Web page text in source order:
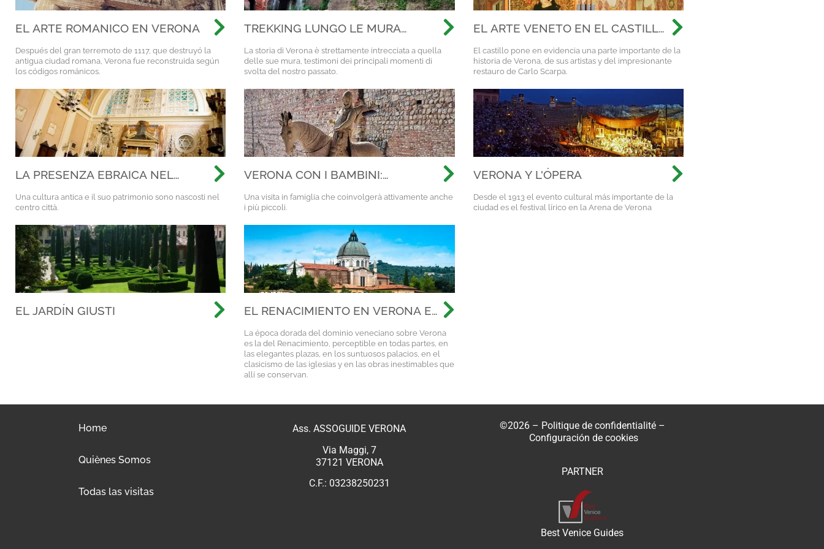
EL ARTE ROMANICO EN VERONA
Después del gran terremoto de 1117, que destruyó la
antigua ciudad romana, Verona fue reconstruida según
los códigos románicos.
TREKKING LUNGO LE MURA
La storia di Verona è strettamente intrecciata a quella
delle sue mura, testimoni dei principali momenti di
svolta del nostro passato.
EL ARTE VENETO EN EL CASTILLO
El castillo pone en evidencia una parte importante de la
historia de Verona, de sus artistas y del impresionante
restauro de Carlo Scarpa.
LA PRESENZA EBRAICA NEL
Una cultura antica e il suo patrimonio sono nascosti nel
centro città.
VERONA CON I BAMBINI:
Una visita in famiglia che coinvolgerà attivamente anche
i più piccoli.
VERONA Y L'ÓPERA
Desde el 1913 el evento cultural más importante de la
ciudad es el festival lírico en la Arena de Verona
EL JARDÍN GIUSTI
EL RENACIMIENTO EN VERONA EN
La época dorada del dominio veneciano sobre Verona
es la del Renacimiento, perceptible en todas partes, en
las elegantes plazas, en los suntuosos palacios, en el
clasicismo de las iglesias y en las obras inestimables que
allí se conservan.
Home
Quiènes Somos
Todas las visitas
Ass. ASSOGUIDE VERONA
Via Maggi, 7
37121 VERONA
C.F.: 03238250231
©2026 – Politique de confidentialité–
Configuración de cookies
PARTNER
Best Venice Guides